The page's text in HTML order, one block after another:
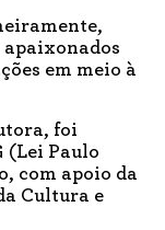
em meio à
foi
(Lei Paulo
com apoio da
Cultura e